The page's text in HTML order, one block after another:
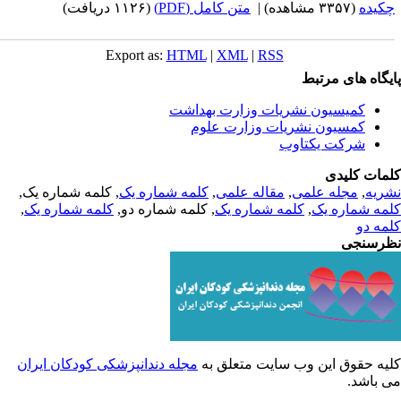
(۳۳۵۷ مشاهده) | متن کامل (PDF) (۱۱۲۶ دریافت)
Export as:HTML |XML|RSS
های مرتبط
کمیسیون نشریات وزارت بهداشت
کمسیون نشریات وزارت علوم
شرکت یکتاوب
کلیدی
,مجله علمی, مقاله علمی, کلمه شماره یک, کلمه شماره یک,
شماره یک,کلمه شماره یک, کلمه شماره دو,کلمه شماره یک,
دو
حقوق این وب سایت متعلق بهمجله دندانپزشکی کودکان ایران
باشد.